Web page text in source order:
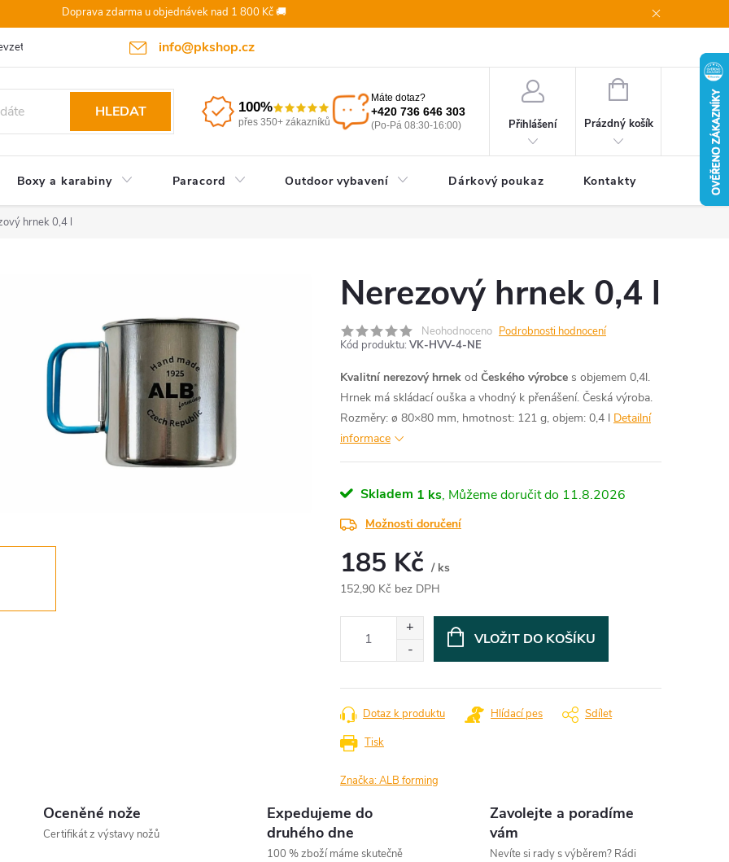
Doprava zdarma u objednávek nad 1 800 Kč 🚚
info@pkshop.cz
objednávky/zrušení po odeslání Doprava a platba
HLEDAT 100%
přes 350+ zákazníků
Máte dotaz?
+420 736 646 303
(Po-Pá 08:30-16:00) Přihlášení
NÁKUPNÍ
Prázdný košík
Boxy a karabiny Paracord Outdoor vybavení Dárkový poukaz Kontakty
hrnek 0,4 l
Nerezový hrnek 0,4 l
Neohodnoceno Podrobnosti hodnocení
Kód produktu: VK-HVV-4-NE
Kvalitní nerezový hrnek od Českého výrobce s objemem 0,4l.
Hrnek má skládací ouška a vhodný k přenášení. Česká výroba.
Rozměry: ø 80×80 mm, hmotnost: 121 g, objem: 0,4 l Detailní
informace
Skladem 1 ks 11.8.2026
Možnosti doručení
185 Kč / ks
152,90 Kč bez DPH
VLOŽIT DO KOŠÍKU
Tisk
Dotaz k produktu Hlídací pes Sdílet
Značka:ALB forming
Oceněné nože
Certifikát z výstavy nožů
Expedujeme do
druhého dne
100 % zboží máme skutečně
Zavolejte a poradíme
vám
Nevíte si rady s výběrem? Rádi